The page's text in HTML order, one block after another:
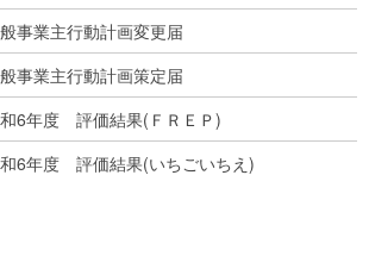
事業主行動計画変更届
事業主行動計画策定届
6年度 評価結果(ＦＲＥＰ)
6年度 評価結果(いちごいちえ)